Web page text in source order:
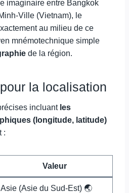
imaginaire entre Bangkok
Ville (Vietnam), le
au milieu de ce
mnémotechnique simple
de la région.
la localisation
incluant les
(longitude, latitude)
:
Valeur
Asie (Asie du Sud-Est) 🌏